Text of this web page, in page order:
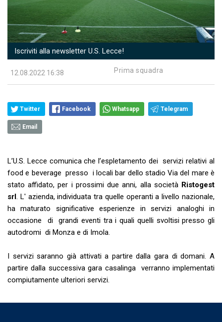
Iscriviti alla newsletter U.S. Lecce!
12.08.2022 16:38 Prima squadra
Twitter Facebook Whatsapp Telegram
Email
L’U.S. Lecce comunica che l’espletamento dei servizi relativi al
food e beverage presso i locali bar dello stadio Via del mare è
stato affidato, per i prossimi due anni, alla società Ristogest
srl. L' azienda, individuata tra quelle operanti a livello nazionale,
ha maturato significative esperienze in servizi analoghi in
occasione di grandi eventi tra i quali quelli svoltisi presso gli
autodromi di Monza e di Imola.
I servizi saranno già attivati a partire dalla gara di domani. A
partire dalla successiva gara casalinga verranno implementati
compiutamente ulteriori servizi.